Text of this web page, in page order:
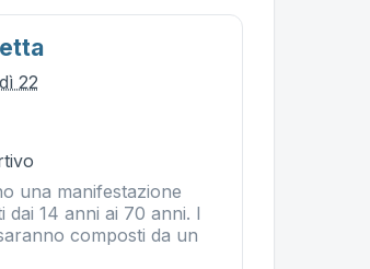
22
una manifestazione
14 anni ai 70 anni. I
composti da un